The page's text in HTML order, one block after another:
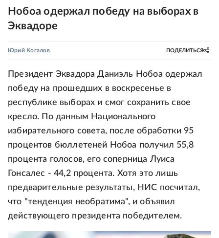
Нобоа одержал победу на выборах в
Эквадоре
Юрий Когалов ПОДЕЛИТЬСЯ
Президент Эквадора Даниэль Нобоа одержал
победу на прошедших в воскресенье в
республике выборах и смог сохранить свое
кресло. По данным Национального
избирательного совета, после обработки 95
процентов бюллетеней Нобоа получил 55,8
процента голосов, его соперница Луиса
Гонсалес - 44,2 процента. Хотя это лишь
предварительные результаты, НИС посчитал,
что "тенденция необратима", и объявил
действующего президента победителем.